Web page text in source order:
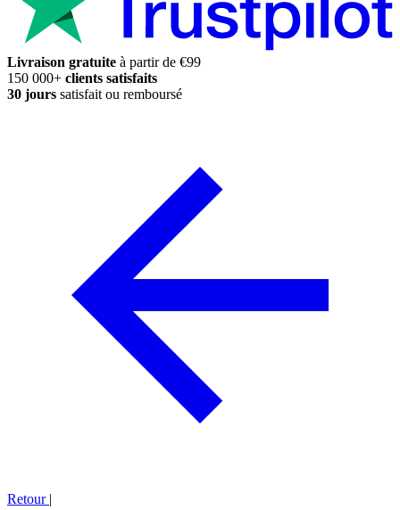
Livraison gratuite à partir de €99
150 000+ clients satisfaits
30 jours satisfait ou remboursé
Retour |